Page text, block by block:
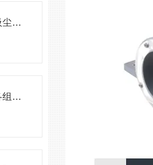
一文读懂！大功率工业脉冲吸尘器各部件的功能特点介绍
了解大功率工业脉冲吸尘器各组成部件功能特点才能更好的使用它